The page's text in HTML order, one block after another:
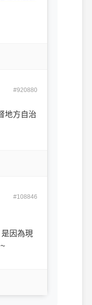
#920880
地方自治
#108846
因為現